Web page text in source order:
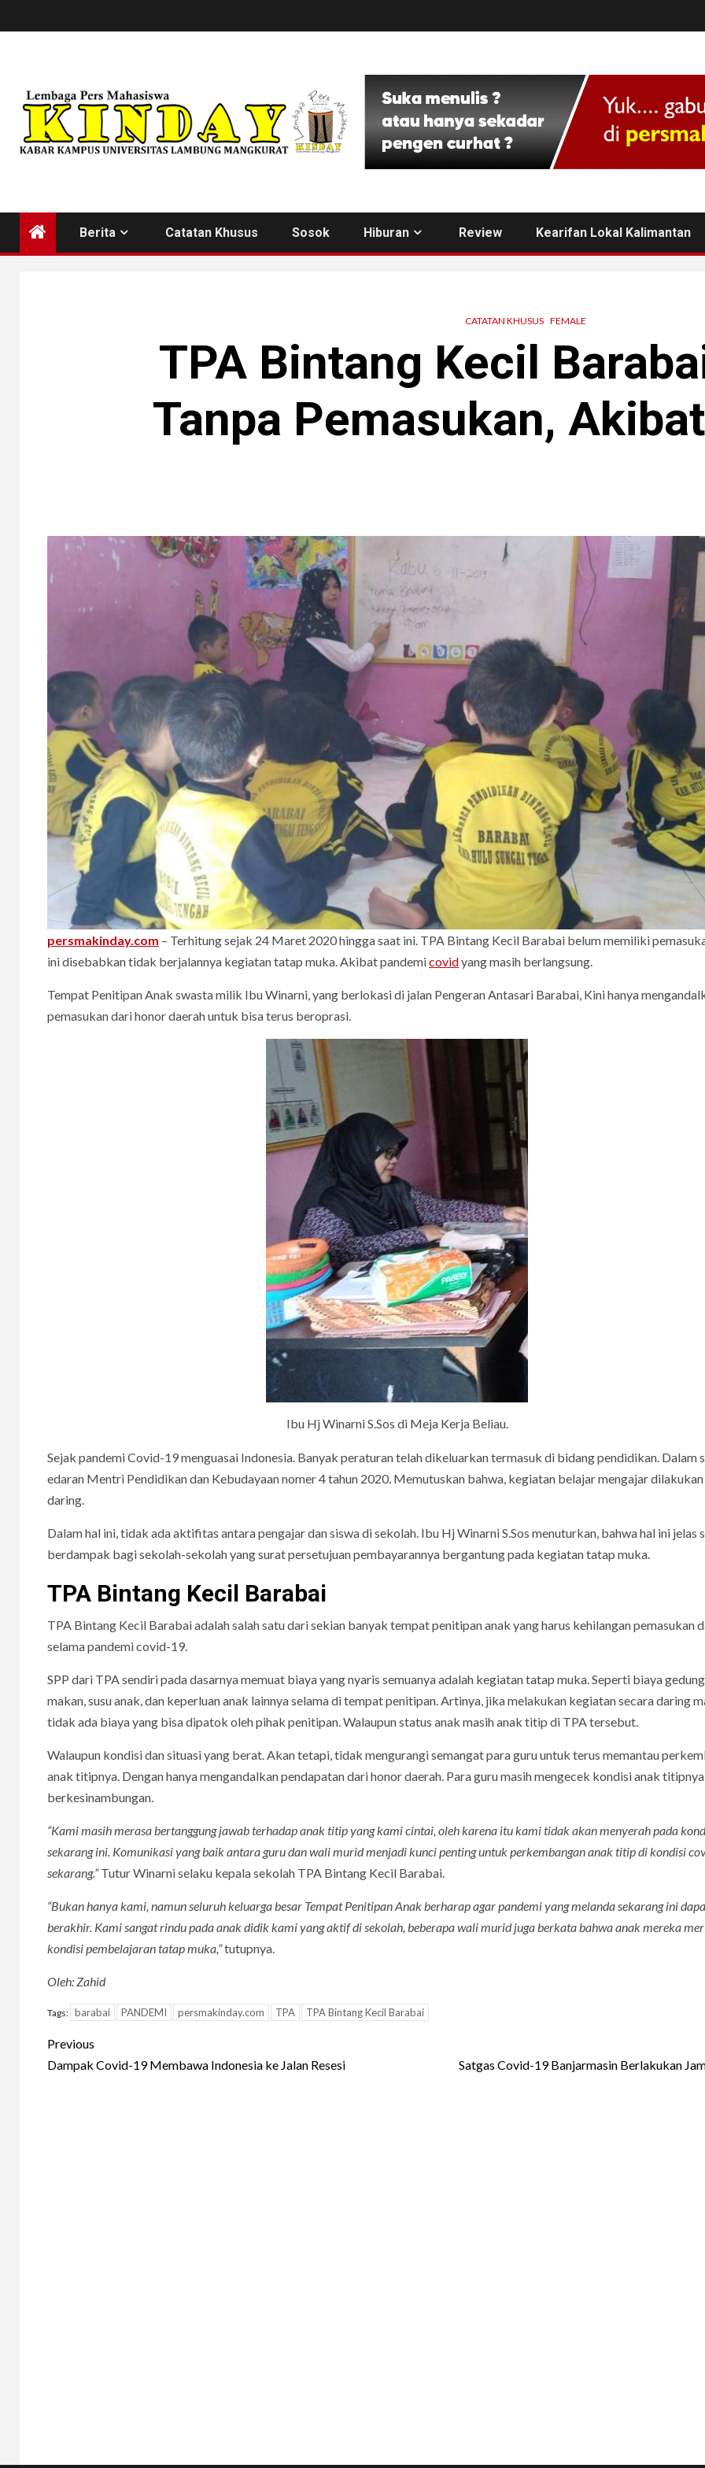
to
Berita Catatan Khusus Sosok Hiburan Review Kearifan Lokal Kalimantan
CATATAN KHUSUS FEMALE
TPA Bintang Kecil
Tanpa Pemasukan,
persmakinday.com – Terhitung sejak 24 Maret 2020 hingga saat ini. TPA Bintang Kecil Barabai belum memiliki
ini disebabkan tidak berjalannya kegiatan tatap muka. Akibat pandemicovidyang masih berlangsung.
Tempat Penitipan Anak swasta milik Ibu Winarni, yang berlokasi di jalan Pengeran Antasari Barabai, Kini hanya
pemasukan dari honor daerah untuk bisa terus beroprasi.
Ibu Hj Winarni S.Sos di Meja Kerja Beliau.
Sejak pandemi Covid-19 menguasai Indonesia. Banyak peraturan telah dikeluarkan termasuk di bidang pendidikan. Dalam
edaran Mentri Pendidikan dan Kebudayaan nomer 4 tahun 2020. Memutuskan bahwa, kegiatan belajar mengajar
daring.
Dalam hal ini, tidak ada aktifitas antara pengajar dan siswa di sekolah. Ibu Hj Winarni S.Sos menuturkan, bahwa hal ini jelas
berdampak bagi sekolah-sekolah yang surat persetujuan pembayarannya bergantung pada kegiatan tatap muka.
TPA Bintang Kecil Barabai
TPA Bintang Kecil Barabai adalah salah satu dari sekian banyak tempat penitipan anak yang harus kehilangan pemasukan
selama pandemi covid-19.
SPP dari TPA sendiri pada dasarnya memuat biaya yang nyaris semuanya adalah kegiatan tatap muka. Seperti biaya
makan, susu anak, dan keperluan anak lainnya selama di tempat penitipan. Artinya, jika melakukan kegiatan secara daring
tidak ada biaya yang bisa dipatok oleh pihak penitipan. Walaupun status anak masih anak titip di TPA tersebut.
Walaupun kondisi dan situasi yang berat. Akan tetapi, tidak mengurangi semangat para guru untuk terus memantau
anak titipnya. Dengan hanya mengandalkan pendapatan dari honor daerah. Para guru masih mengecek kondisi anak
berkesinambungan.
“Kami masih merasa bertanggung jawab terhadap anak titip yang kami cintai, oleh karena itu kami tidak akan menyerah pada
sekarang ini. Komunikasi yang baik antara guru dan wali murid menjadi kunci penting untuk perkembangan anak titip di kondisi
sekarang.”Tutur Winarni selaku kepala sekolah TPA Bintang Kecil Barabai.
“Bukan hanya kami, namun seluruh keluarga besar Tempat Penitipan Anak berharap agar pandemi yang melanda sekarang ini
berakhir. Kami sangat rindu pada anak didik kami yang aktif di sekolah, beberapa wali murid juga berkata bahwa anak mereka
kondisi pembelajaran tatap muka,”tutupnya.
Oleh: Zahid
Tags: barabai PANDEMI persmakinday.com TPA TPA Bintang Kecil Barabai
Continue
Reading
Previous
Dampak Covid-19 Membawa Indonesia ke Jalan Resesi
Satgas Covid-19 Banjarmasin Berlakukan